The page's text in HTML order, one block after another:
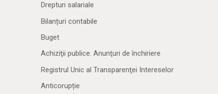
Drepturi salariale
Bilanțuri contabile
Buget
Achiziţii publice. Anunţuri de închiriere
Registrul Unic al Transparenţei Intereselor
Anticorupție